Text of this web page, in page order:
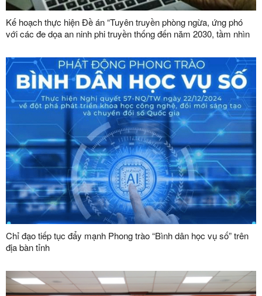
Kế hoạch thực hiện Đề án “Tuyên truyền phòng ngừa, ứng phó
với các đe dọa an ninh phi truyền thống đến năm 2030, tầm nhìn
Chỉ đạo tiếp tục đẩy mạnh Phong trào “Bình dân học vụ số” trên
địa bàn tỉnh